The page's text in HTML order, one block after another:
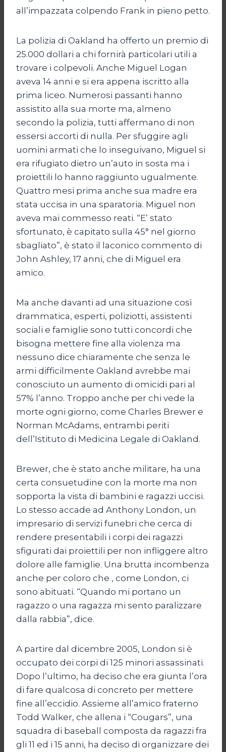
all’impazzata colpendo Frank in pieno petto.
La polizia di Oakland ha offerto un premio di
25.000 dollari a chi fornirà particolari utili a
trovare i colpevoli. Anche Miguel Logan
aveva 14 anni e si era appena iscritto alla
prima liceo. Numerosi passanti hanno
assistito alla sua morte ma, almeno
secondo la polizia, tutti affermano di non
essersi accorti di nulla. Per sfuggire agli
uomini armati che lo inseguivano, Miguel si
era rifugiato dietro un’auto in sosta ma i
proiettili lo hanno raggiunto ugualmente.
Quattro mesi prima anche sua madre era
stata uccisa in una sparatoria. Miguel non
aveva mai commesso reati. “E’ stato
sfortunato, è capitato sulla 45° nel giorno
sbagliato”, è stato il laconico commento di
John Ashley, 17 anni, che di Miguel era
amico.
Ma anche davanti ad una situazione così
drammatica, esperti, poliziotti, assistenti
sociali e famiglie sono tutti concordi che
bisogna mettere fine alla violenza ma
nessuno dice chiaramente che senza le
armi difficilmente Oakland avrebbe mai
conosciuto un aumento di omicidi pari al
57% l’anno. Troppo anche per chi vede la
morte ogni giorno, come Charles Brewer e
Norman McAdams, entrambi periti
dell’Istituto di Medicina Legale di Oakland.
Brewer, che è stato anche militare, ha una
certa consuetudine con la morte ma non
sopporta la vista di bambini e ragazzi uccisi.
Lo stesso accade ad Anthony London, un
impresario di servizi funebri che cerca di
rendere presentabili i corpi dei ragazzi
sfigurati dai proiettili per non infliggere altro
dolore alle famiglie. Una brutta incombenza
anche per coloro che , come London, ci
sono abituati. “Quando mi portano un
ragazzo o una ragazza mi sento paralizzare
dalla rabbia”, dice.
A partire dal dicembre 2005, London si è
occupato dei corpi di 125 minori assassinati.
Dopo l’ultimo, ha deciso che era giunta l’ora
di fare qualcosa di concreto per mettere
fine all’eccidio. Assieme all’amico fraterno
Todd Walker, che allena i “Cougars”, una
squadra di baseball composta da ragazzi fra
gli 11 ed i 15 anni, ha deciso di organizzare dei